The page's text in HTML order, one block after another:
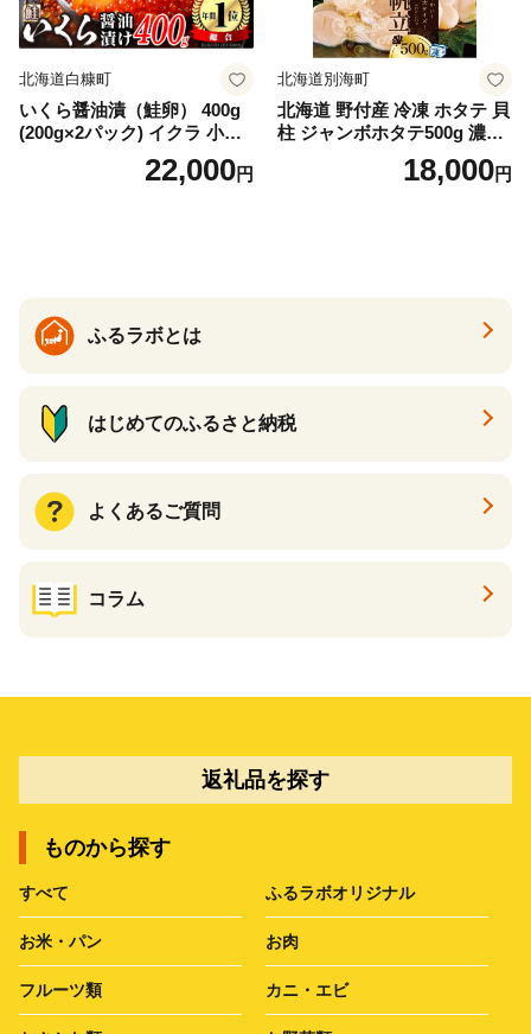
北海道白糠町
いくら醤油漬（鮭卵） 400g
(200g×2パック) イクラ 小分
け いくら醤油漬 鮭いくら い
くら醤油漬け 鮭 鮭卵 ikura
22,000円
北海道別海町
北海道 野付産 冷凍 ホタテ 貝
柱 ジャンボホタテ500g 濃厚
な旨味と甘み （ほたて ホタ
テ 帆立 貝柱 ホタテ貝柱 大玉
18,000円
ふるラボとは
はじめてのふるさと納税
よくあるご質問
コラム
返礼品を探す
ものから探す
すべて ふるラボオリジナル
お米・パン お肉
フルーツ類 カニ・エビ